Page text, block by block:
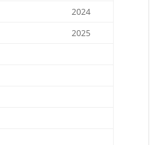
2024
2025